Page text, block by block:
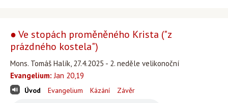
● Ve stopách proměněného Krista ("z
prázdného kostela")
Mons. Tomáš Halík, 27.4.2025 - 2. neděle velikonoční
Evangelium: Jan 20,19
Úvod Evangelium Kázání Závěr